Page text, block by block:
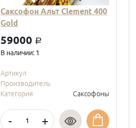
Саксофон Альт Clement 400
Gold
59000 a
В наличии: 1
Артикул
Производитель
Категория
Саксофоны
- +